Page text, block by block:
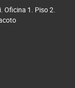
Oficina 1. Piso 2.